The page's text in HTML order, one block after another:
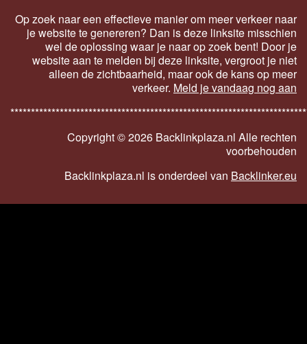
Op zoek naar een effectieve manier om meer verkeer naar
je website te genereren? Dan is deze linksite misschien
wel de oplossing waar je naar op zoek bent! Door je
website aan te melden bij deze linksite, vergroot je niet
alleen de zichtbaarheid, maar ook de kans op meer
verkeer. Meld je vandaag nog aan
Copyright ©2026 Backlinkplaza.nl Alle rechten
voorbehouden
Backlinkplaza.nl is onderdeel van Backlinker.eu